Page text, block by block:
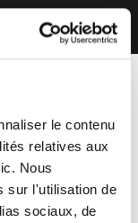
le contenu
relatives aux
Nous
sur l'utilisation de
sociaux, de